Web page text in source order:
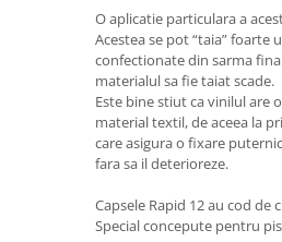
Nituri High performance Rapid
Nituri automotive Rapid colorate
Piulite nit Rapid
Capsatoare pneumatice
Pistoale pneumatice batut cuie in
capse sau cuie in banda
Preducele si Clesti pentru ocheti
Scule de mana electricieni
Scule de mana KNIPEX
Scule multifunctionale si accesorii
Scule pentru aviatie
Scule pentru constructii navale si
intretinere nave
Scule pentru instalari panouri
fotovoltaice
Scule pentru reparatii biciclete |
O aplicatie particulara a
Acestea se pot “taia”
confectionate din sarma
materialul sa fie taiat scade.
Este bine stiut ca vinilul are
material textil, de aceea la
care asigura o fixare
fara sa il deterioreze.
Capsele Rapid 12 au cod
Special concepute pentru